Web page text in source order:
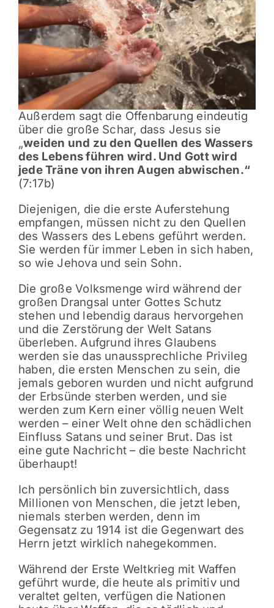
Außerdem sagt die Offenbarung eindeutig
über die große Schar, dass Jesus sie
„weiden und zu den Quellen des Wassers
des Lebens führen wird. Und Gott wird
jede Träne von ihren Augen abwischen.“
(7:17b)
Diejenigen, die die erste Auferstehung
empfangen, müssen nicht zu den Quellen
des Wassers des Lebens geführt werden.
Sie werden für immer Leben in sich haben,
so wie Jehova und sein Sohn.
Die große Volksmenge wird während der
großen Drangsal unter Gottes Schutz
stehen und lebendig daraus hervorgehen
und die Zerstörung der Welt Satans
überleben. Aufgrund ihres Glaubens
werden sie das unaussprechliche Privileg
haben, die ersten Menschen zu sein, die
jemals geboren wurden und nicht aufgrund
der Erbsünde sterben werden, und sie
werden zum Kern einer völlig neuen Welt
werden – einer Welt ohne den schädlichen
Einfluss Satans und seiner Brut. Das ist
eine gute Nachricht – die beste Nachricht
überhaupt!
Ich persönlich bin zuversichtlich, dass
Millionen von Menschen, die jetzt leben,
niemals sterben werden, denn im
Gegensatz zu 1914 ist die Gegenwart des
Herrn jetzt wirklich nahegekommen.
Während der Erste Weltkrieg mit Waffen
geführt wurde, die heute als primitiv und
veraltet gelten, verfügen die Nationen